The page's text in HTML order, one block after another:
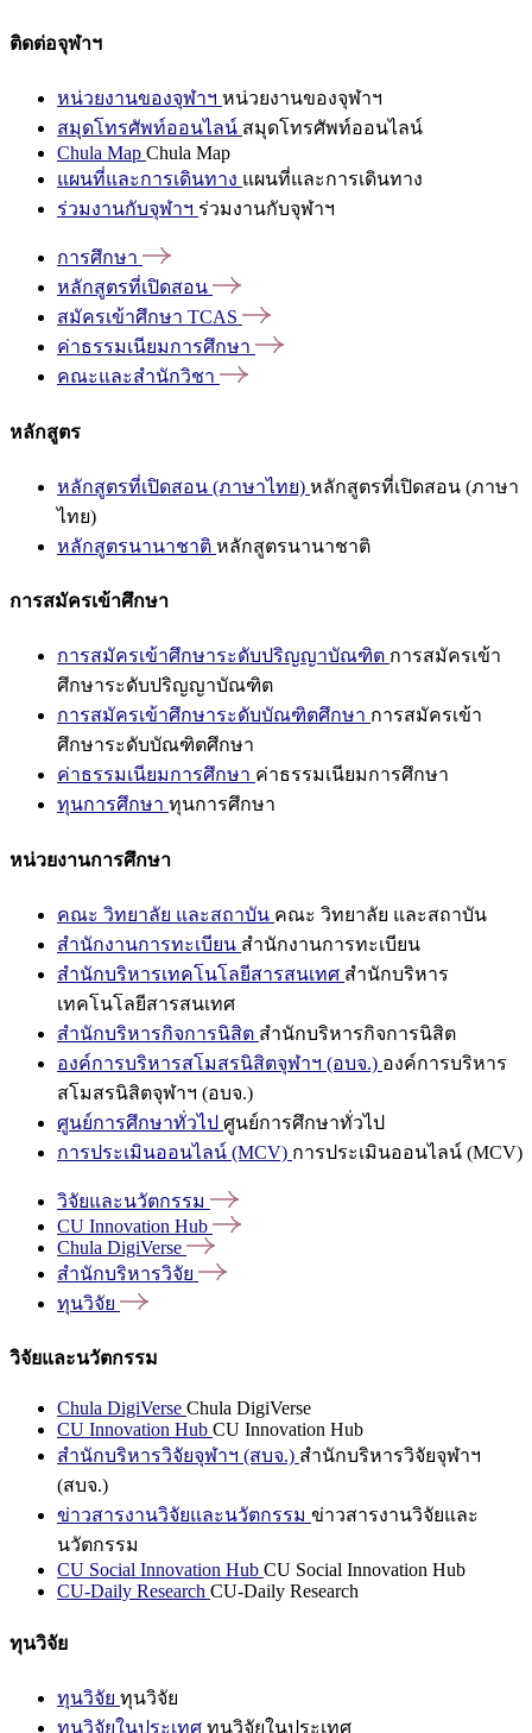
ติดต่อจุฬาฯ
หน่วยงานของจุฬาฯ หน่วยงานของจุฬาฯ
สมุดโทรศัพท์ออนไลน์ สมุดโทรศัพท์ออนไลน์
Chula Map Chula Map
แผนที่และการเดินทาง แผนที่และการเดินทาง
ร่วมงานกับจุฬาฯ ร่วมงานกับจุฬาฯ
การศึกษา
หลักสูตรที่เปิดสอน
สมัครเข้าศึกษา TCAS
ค่าธรรมเนียมการศึกษา
คณะและสำนักวิชา
หลักสูตร
หลักสูตรที่เปิดสอน (ภาษาไทย) หลักสูตรที่เปิดสอน (ภาษา
ไทย)
หลักสูตรนานาชาติ หลักสูตรนานาชาติ
การสมัครเข้าศึกษา
การสมัครเข้าศึกษาระดับปริญญาบัณฑิต การสมัครเข้า
ศึกษาระดับปริญญาบัณฑิต
การสมัครเข้าศึกษาระดับบัณฑิตศึกษา การสมัครเข้า
ศึกษาระดับบัณฑิตศึกษา
ค่าธรรมเนียมการศึกษา ค่าธรรมเนียมการศึกษา
ทุนการศึกษา ทุนการศึกษา
หน่วยงานการศึกษา
คณะ วิทยาลัย และสถาบัน คณะ วิทยาลัย และสถาบัน
สำนักงานการทะเบียน สำนักงานการทะเบียน
สำนักบริหารเทคโนโลยีสารสนเทศ สำนักบริหาร
เทคโนโลยีสารสนเทศ
สำนักบริหารกิจการนิสิต สำนักบริหารกิจการนิสิต
องค์การบริหารสโมสรนิสิตจุฬาฯ (อบจ.) องค์การบริหาร
สโมสรนิสิตจุฬาฯ (อบจ.)
ศูนย์การศึกษาทั่วไป ศูนย์การศึกษาทั่วไป
การประเมินออนไลน์ (MCV) การประเมินออนไลน์ (MCV)
วิจัยและนวัตกรรม
CU Innovation Hub
Chula DigiVerse
สำนักบริหารวิจัย
ทุนวิจัย
วิจัยและนวัตกรรม
Chula DigiVerse Chula DigiVerse
CU Innovation Hub CU Innovation Hub
สำนักบริหารวิจัยจุฬาฯ (สบจ.) สำนักบริหารวิจัยจุฬาฯ
(สบจ.)
ข่าวสารงานวิจัยและนวัตกรรม ข่าวสารงานวิจัยและ
นวัตกรรม
CU Social Innovation Hub CU Social Innovation Hub
CU-Daily Research CU-Daily Research
ทุนวิจัย
ทุนวิจัย ทุนวิจัย
ทุนวิจัยในประเทศ ทุนวิจัยในประเทศ